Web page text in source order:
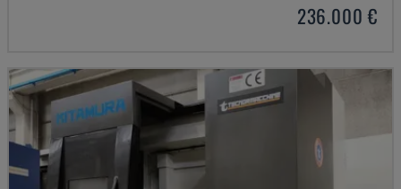
236.000 €